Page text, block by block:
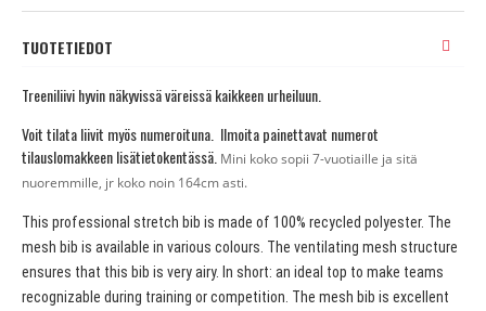
TUOTETIEDOT
Treeniliivi hyvin näkyvissä väreissä kaikkeen urheiluun.
Voit tilata liivit myös numeroituna. Ilmoita painettavat numerot
tilauslomakkeen lisätietokentässä. Mini koko sopii 7-vuotiaille ja sitä
nuoremmille, jr koko noin 164cm asti.
This professional stretch bib is made of 100% recycled polyester. The
mesh bib is available in various colours. The ventilating mesh structure
ensures that this bib is very airy. In short: an ideal top to make teams
recognizable during training or competition. The mesh bib is excellent